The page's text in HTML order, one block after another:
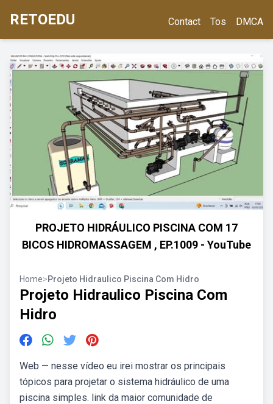
RETOEDU Contact Tos DMCA
PROJETO HIDRÁULICO PISCINA COM 17
BICOS HIDROMASSAGEM , EP.1009 - YouTube
Home>Projeto Hidraulico Piscina Com Hidro
Projeto Hidraulico Piscina Com
Hidro
Web — nesse vídeo eu irei mostrar os principais
tópicos para projetar o sistema hidráulico de uma
piscina simples. link da maior comunidade de